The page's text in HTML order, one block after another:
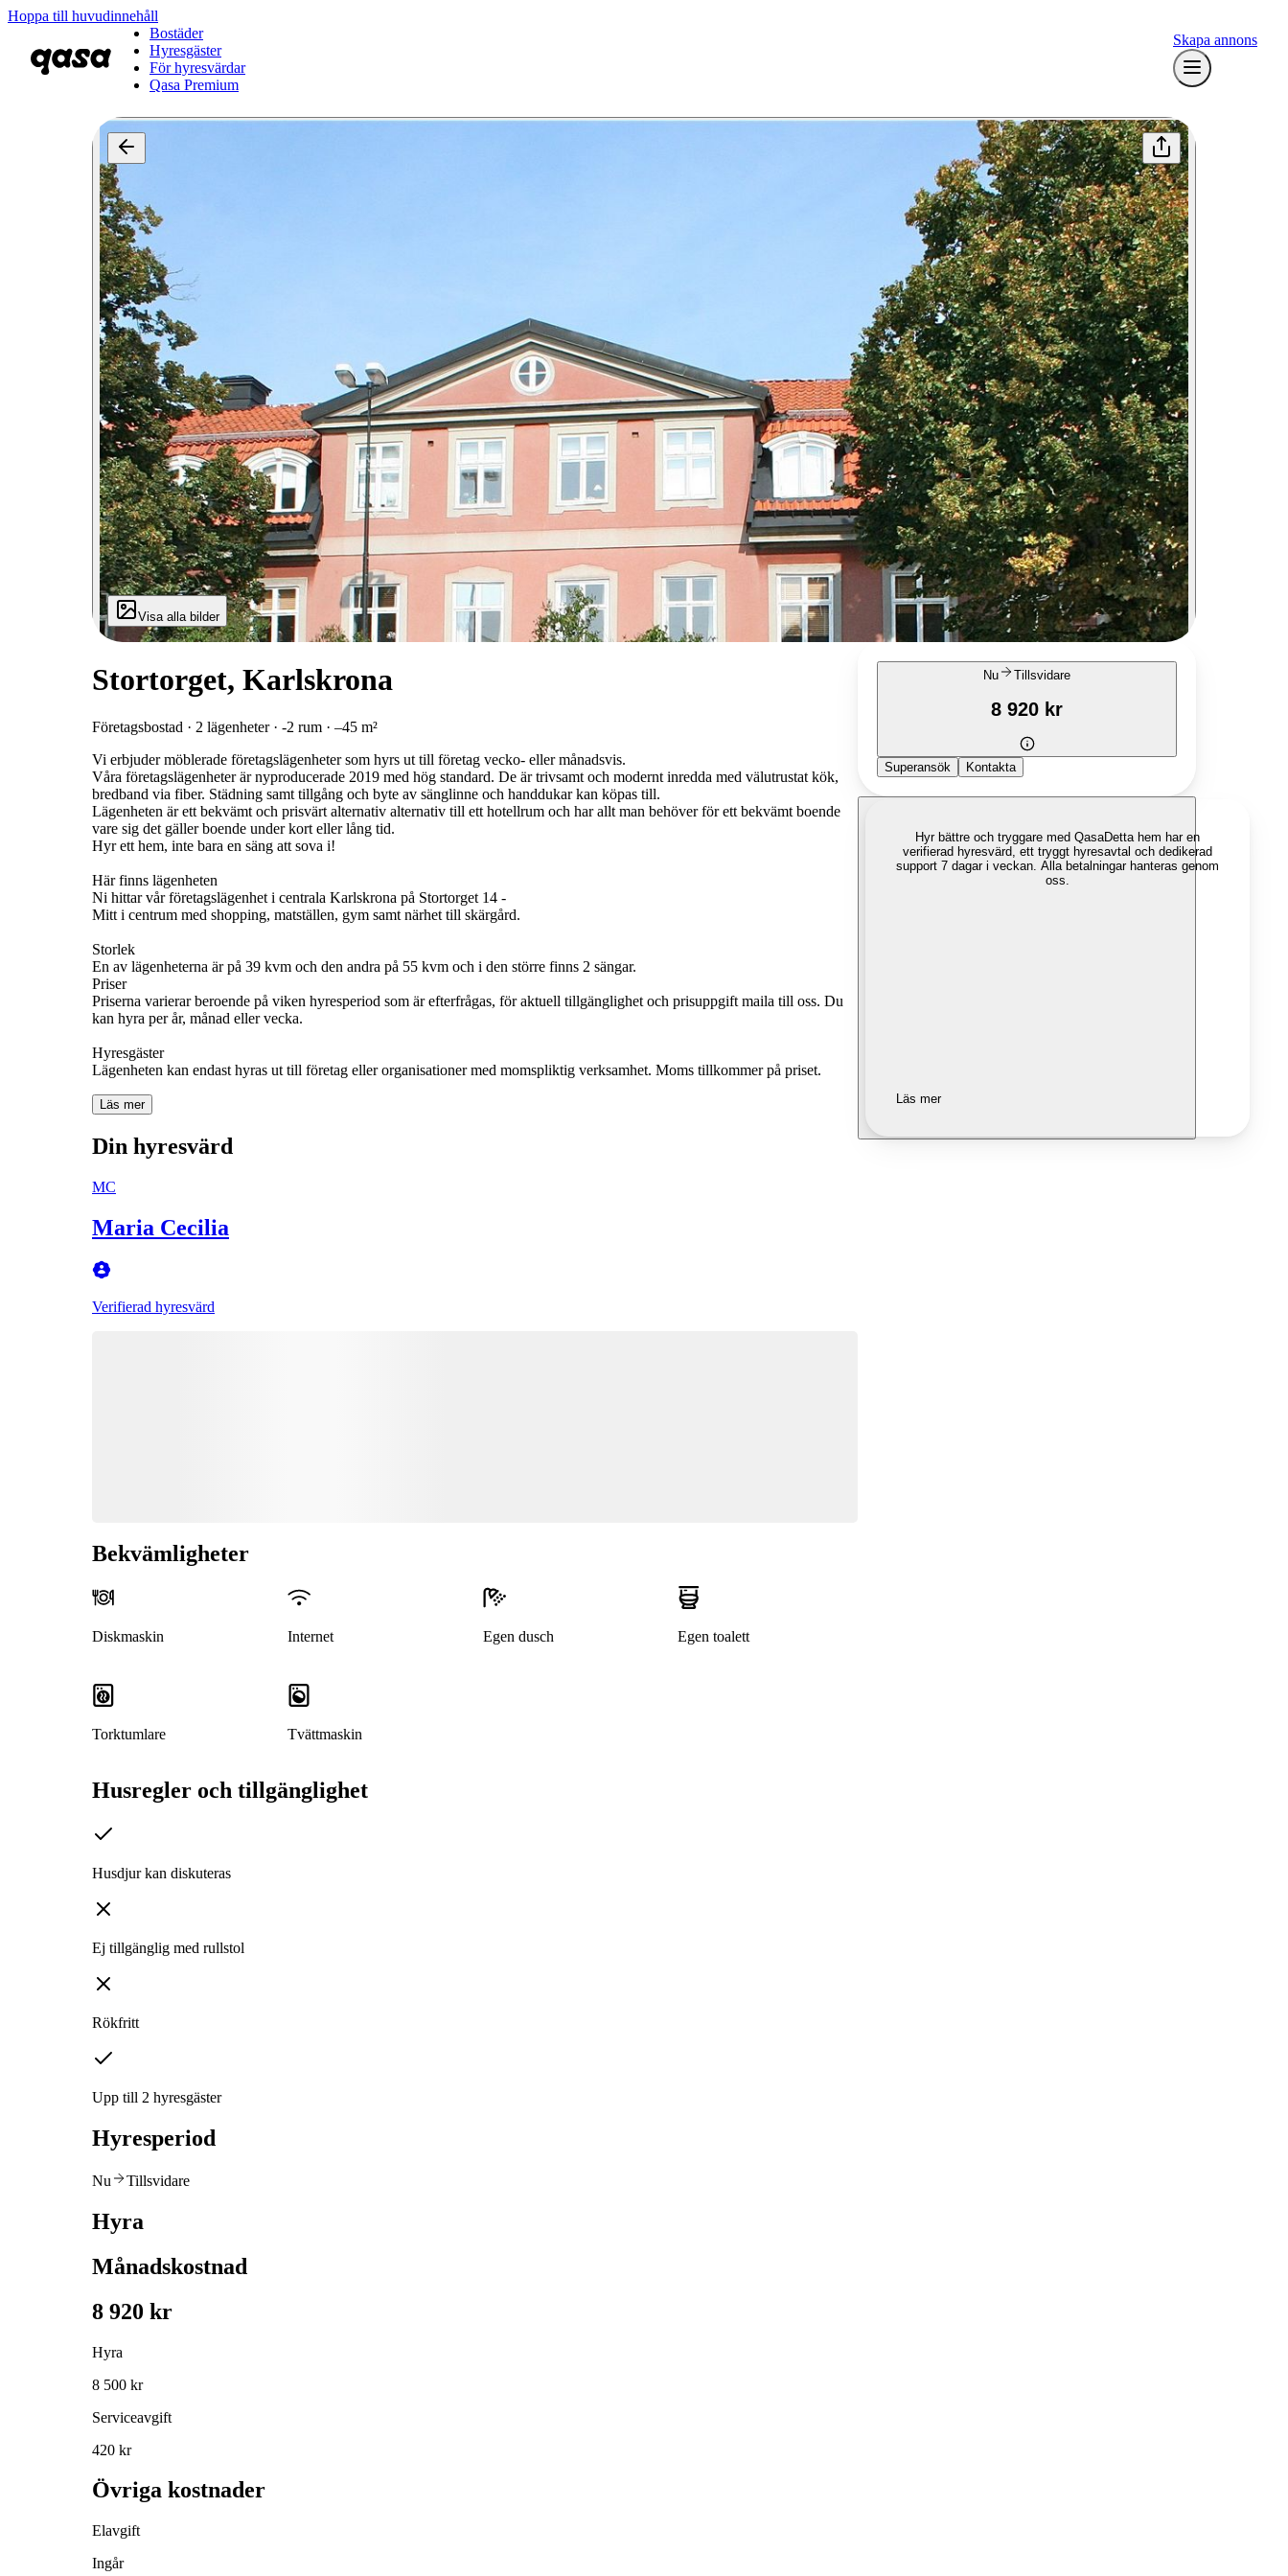
Hoppa till huvudinnehåll
Bostäder
Hyresgäster
För hyresvärdar
Qasa Premium
Skapa annons
Visa alla bilder
Stortorget, Karlskrona
Företagsbostad · 2 lägenheter · -2 rum · –45 m²
Vi erbjuder möblerade företagslägenheter som hyrs ut till företag vecko- eller månadsvis.
Våra företagslägenheter är nyproducerade 2019 med hög standard. De är trivsamt och modernt inredda med välutrustat kök,
bredband via fiber. Städning samt tillgång och byte av sänglinne och handdukar kan köpas till.
Lägenheten är ett bekvämt och prisvärt alternativ alternativ till ett hotellrum och har allt man behöver för ett bekvämt boende
vare sig det gäller boende under kort eller lång tid.
Hyr ett hem, inte bara en säng att sova i!
Här finns lägenheten
Ni hittar vår företagslägenhet i centrala Karlskrona på Stortorget 14 -
Mitt i centrum med shopping, matställen, gym samt närhet till skärgård.
Storlek
En av lägenheterna är på 39 kvm och den andra på 55 kvm och i den större finns 2 sängar.
Priser
Priserna varierar beroende på viken hyresperiod som är efterfrågas, för aktuell tillgänglighet och prisuppgift maila till oss. Du
kan hyra per år, månad eller vecka.
Hyresgäster
Läs mer
Din hyresvärd
MC
Maria Cecilia
Verifierad hyresvärd
Bekvämligheter
Diskmaskin Internet Egen dusch Egen toalett
Torktumlare Tvättmaskin
Husregler och tillgänglighet
Husdjur kan diskuteras
Ej tillgänglig med rullstol
Rökfritt
Upp till 2 hyresgäster
Hyresperiod
Nu Tillsvidare
Hyra
Månadskostnad
8 920 kr
Hyra
8 500 kr
Serviceavgift
420 kr
Övriga kostnader
Elavgift
Ingår
Nu Tillsvidare
8 920 kr
Superansök Kontakta
Hyr bättre och tryggare med QasaDetta hem har en
verifierad hyresvärd, ett tryggt hyresavtal och dedikerad
support 7 dagar i veckan. Alla betalningar hanteras genom
oss.
Läs mer